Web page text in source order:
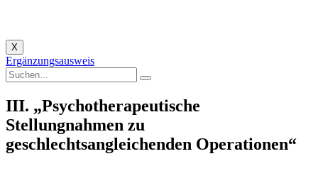
X
Ergänzungsausweis
III. „Psychotherapeutische
Stellungnahmen zu
geschlechtsangleichenden Operationen“